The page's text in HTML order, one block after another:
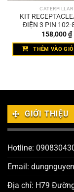
CATERPILLAR
KIT
ĐIỆN 3 PIN
158,000₫
THÊM VÀO
GIỚI THIỆU
Hotline:
Email:
Địa chỉ: H79